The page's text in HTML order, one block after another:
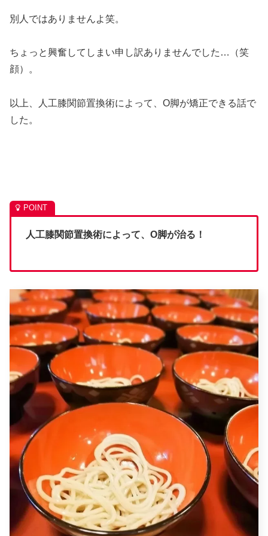
別人ではありませんよ笑。
ちょっと興奮してしまい申し訳ありませんでした…（笑
顔）。
以上、人工膝関節置換術によって、O脚が矯正できる話で
した。
人工膝関節置換術によって、O脚が治る！